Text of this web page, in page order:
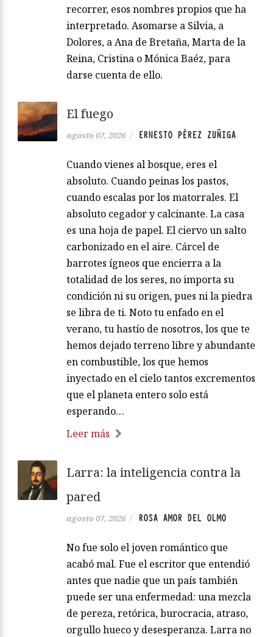
recorrer, esos nombres propios que ha
interpretado. Asomarse a Silvia, a
Dolores, a Ana de Bretaña, Marta de la
Reina, Cristina o Mónica Baéz, para
darse cuenta de ello.
El fuego
agosto 07, 2026 / ERNESTO PÉREZ ZUÑIGA
Cuando vienes al bosque, eres el
absoluto. Cuando peinas los pastos,
cuando escalas por los matorrales. El
absoluto cegador y calcinante. La casa
es una hoja de papel. El ciervo un salto
carbonizado en el aire. Cárcel de
barrotes ígneos que encierra a la
totalidad de los seres, no importa su
condición ni su origen, pues ni la piedra
se libra de ti. Noto tu enfado en el
verano, tu hastío de nosotros, los que te
hemos dejado terreno libre y abundante
en combustible, los que hemos
inyectado en el cielo tantos excrementos
que el planeta entero solo está
esperando…
Leer más
Larra: la inteligencia contra la
pared
agosto 07, 2026 / ROSA AMOR DEL OLMO
No fue solo el joven romántico que
acabó mal. Fue el escritor que entendió
antes que nadie que un país también
puede ser una enfermedad: una mezcla
de pereza, retórica, burocracia, atraso,
orgullo hueco y desesperanza. Larra no